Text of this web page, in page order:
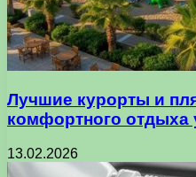
Лучшие курорты и
комфортного отдыха
13.02.2026